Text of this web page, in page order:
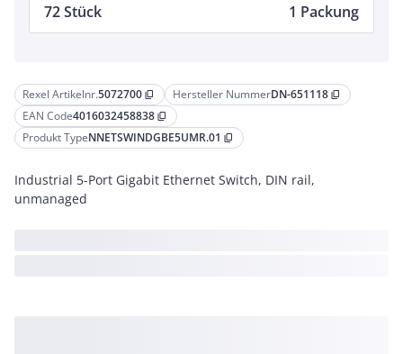
Rexel Artikelnr.5072700 content_copy Hersteller NummerDN-651118 content_copy
EAN Code4016032458838 content_copy
Produkt TypeNNETSWINDGBE5UMR.01 content_copy
Industrial 5-Port Gigabit Ethernet Switch, DIN rail,
unmanaged
72 Stück 1 Packung